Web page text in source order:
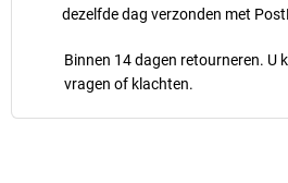
dezelfde dag verzonden met
Binnen 14 dagen retourneren. U
vragen of klachten.